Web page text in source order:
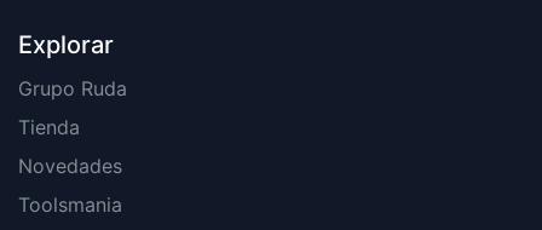
Explorar
Grupo Ruda
Tienda
Novedades
Toolsmania